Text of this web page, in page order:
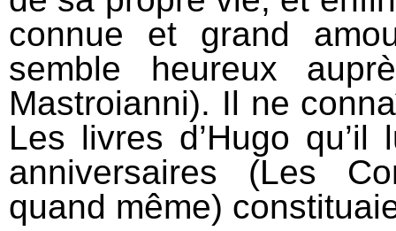
connue et grand
semble heureux
Mastroianni). Il ne
Les livres d’Hugo
anniversaires (Les
quand même)